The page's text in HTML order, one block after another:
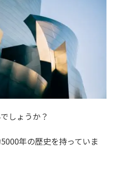
しょうか？
年の歴史を持っていま